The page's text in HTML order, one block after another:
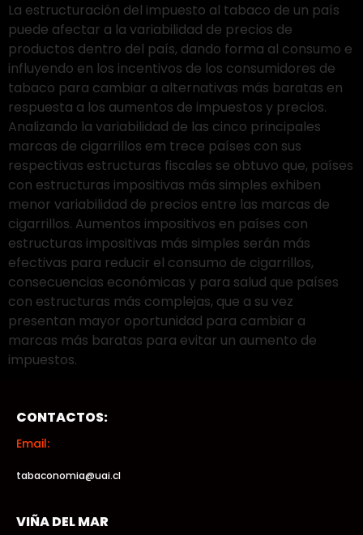
La estructuración del impuesto al tabaco de un país
puede afectar a la variabilidad de precios de
productos dentro del país, dando forma al consumo e
influyendo en los incentivos de los consumidores de
tabaco para cambiar a alternativas más baratas en
respuesta a los aumentos de impuestos y precios.
Analizando la variabilidad de las cinco principales
marcas de cigarrillos em trece países con sus
respectivas estructuras fiscales se obtuvo que, países
con estructuras impositivas más simples exhiben
menor variabilidad de precios entre las marcas de
cigarrillos. Aumentos impositivos en países con
estructuras impositivas más simples serán más
efectivas para reducir el consumo de cigarrillos,
consecuencias económicas y para salud que países
con estructuras más complejas, que a su vez
presentan mayor oportunidad para cambiar a
marcas más baratas para evitar un aumento de
impuestos.
CONTACTOS:
Email:
tabaconomia@uai.cl
VIÑA DEL MAR